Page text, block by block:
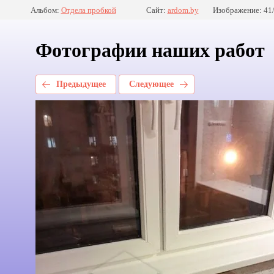
Альбом: Отдела пробкой Сайт: ardom.by Изображение:
Фотографии наших работ
Предыдущее Следующее